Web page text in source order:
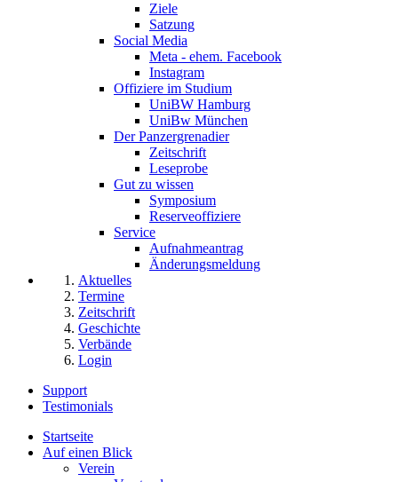
Ziele
Satzung
Social Media
Meta - ehem. Facebook
Instagram
Offiziere im Studium
UniBW Hamburg
UniBw München
Der Panzergrenadier
Zeitschrift
Leseprobe
Gut zu wissen
Symposium
Reserveoffiziere
Service
Aufnahmeantrag
Änderungsmeldung
Aktuelles
Termine
Zeitschrift
Geschichte
Verbände
Login
Support
Testimonials
Startseite
Auf einen Blick
Verein